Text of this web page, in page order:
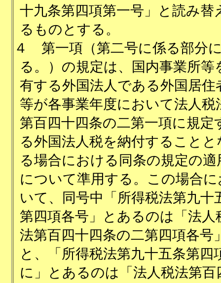
十九条第四項第一号」と読み替
るものとする。
４
第一項（第二号に係る部分
る。）の規定は、国内事業所等
有する外国法人である外国居住
等が各事業年度において法人税
第百四十四条の二第一項に規定
る外国法人税を納付することと
る場合における同条の規定の適
について準用する。この場合に
いて、同号中「所得税法第九十
第四項各号」とあるのは「法人
法第百四十四条の二第四項各号
と、「所得税法第九十五条第四
に」とあるのは「法人税法第百